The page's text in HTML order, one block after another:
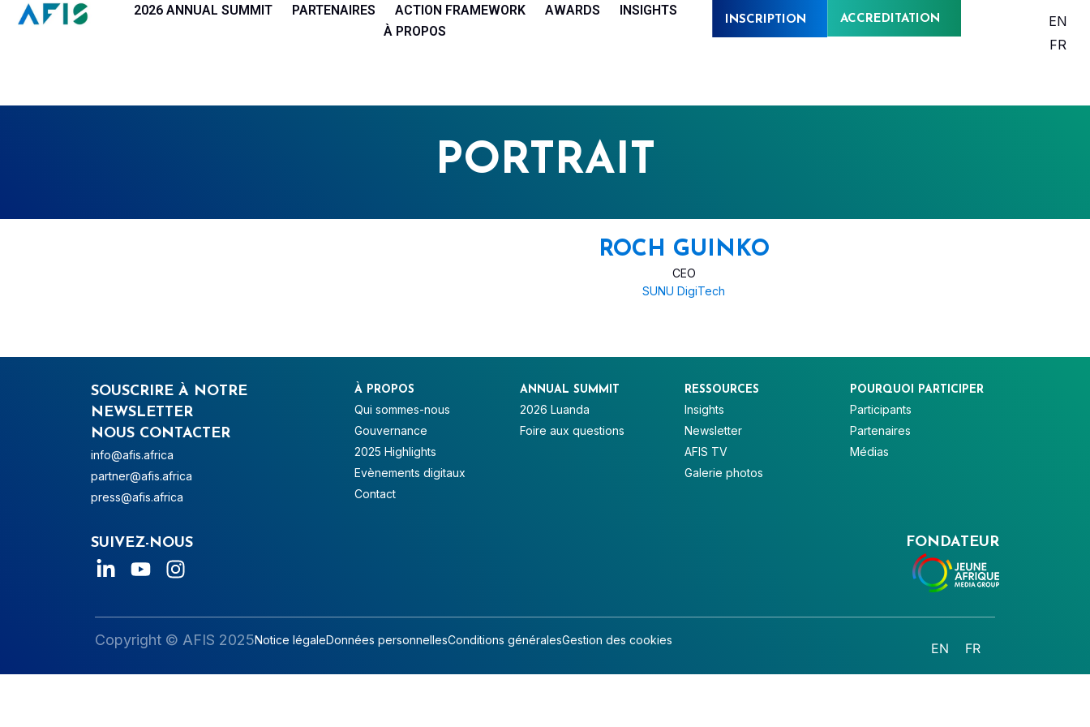
Panneau de gestion des cookies2026 ANNUAL SUMMIT PARTENAIRES ACTION FRAMEWORK AWARDS
INSIGHTS
À PROPOS
INSCRIPTION ACCREDITATION
EN
FR
PORTRAIT
ROCH GUINKO
CEO
SUNU DigiTech
SOUSCRIRE À NOTRE
NEWSLETTER
NOUS CONTACTER
info@afis.africa
partner@afis.africa
press@afis.africa
À PROPOS
Qui sommes-nous
Gouvernance
2025 Highlights
Evènements digitaux
Contact
ANNUAL SUMMIT
2026 Luanda
Foire aux questions
RESSOURCES
Insights
Newsletter
AFIS TV
Galerie photos
POURQUOI PARTICIPER
Participants
Partenaires
Médias
SUIVEZ-NOUS FONDATEUR
Copyright © AFIS 2025Notice légaleDonnées personnellesConditions généralesGestion des cookies
EN FR